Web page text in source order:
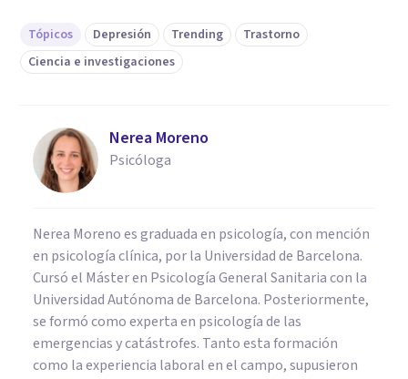
Tópicos Depresión Trending
Trastorno
Ciencia e investigaciones
Nerea Moreno
Psicóloga
Nerea Moreno es graduada en psicología, con mención
en psicología clínica, por la Universidad de Barcelona.
Cursó el Máster en Psicología General Sanitaria con la
Universidad Autónoma de Barcelona. Posteriormente,
se formó como experta en psicología de las
emergencias y catástrofes. Tanto esta formación
como la experiencia laboral en el campo, supusieron